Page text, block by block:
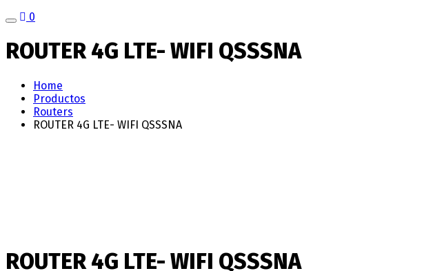
0
ROUTER 4G LTE- WIFI QSSSNA
Home
Productos
Routers
ROUTER 4G LTE- WIFI QSSSNA
ROUTER 4G LTE- WIFI QSSSNA